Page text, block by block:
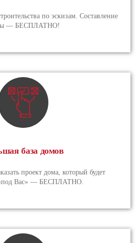
по эскизам. Составление
— БЕСПЛАТНО!
база домов
проект дома, который будет
«под Вас» — БЕСПЛАТНО.